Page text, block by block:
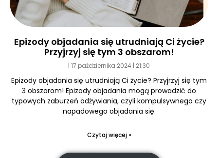
Epizody objadania się utrudniają Ci życie?
Przyjrzyj się tym 3 obszarom!
17 października 2024 21:30
Epizody objadania się utrudniają Ci życie? Przyjrzyj się tym
3 obszarom! Epizody objadania mogą prowadzić do
typowych zaburzeń odżywiania, czyli kompulsywnego czy
napadowego objadania się.
Czytaj więcej »